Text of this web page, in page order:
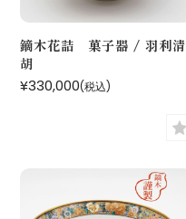
鏑木花詰 菓子器 / 羽利清
胡
¥330,000(税込)